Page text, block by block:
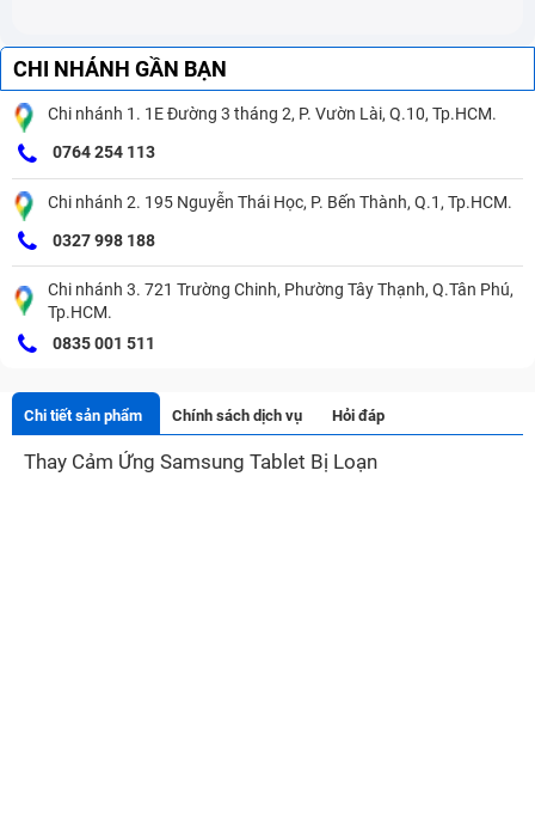
CHI NHÁNH GẦN BẠN
Chi nhánh 1. 1E Đường 3 tháng 2, P. Vườn Lài, Q.10, Tp.HCM.
0764 254 113
Chi nhánh 2. 195 Nguyễn Thái Học, P. Bến Thành, Q.1, Tp.HCM.
0327 998 188
Chi nhánh 3. 721 Trường Chinh, Phường Tây Thạnh, Q.Tân Phú,
Tp.HCM.
0835 001 511
Chi tiết sản phẩm Chính sách dịch vụ Hỏi đáp
Thay Cảm Ứng Samsung Tablet Bị Loạn